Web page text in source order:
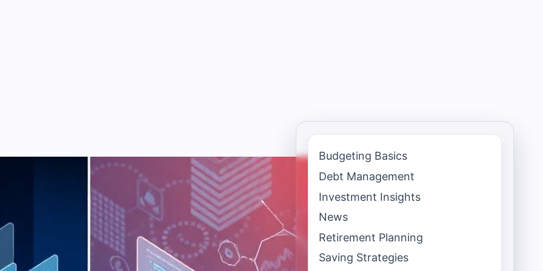
Budgeting Basics
Debt Management
Investment Insights
News
Retirement Planning
Saving Strategies